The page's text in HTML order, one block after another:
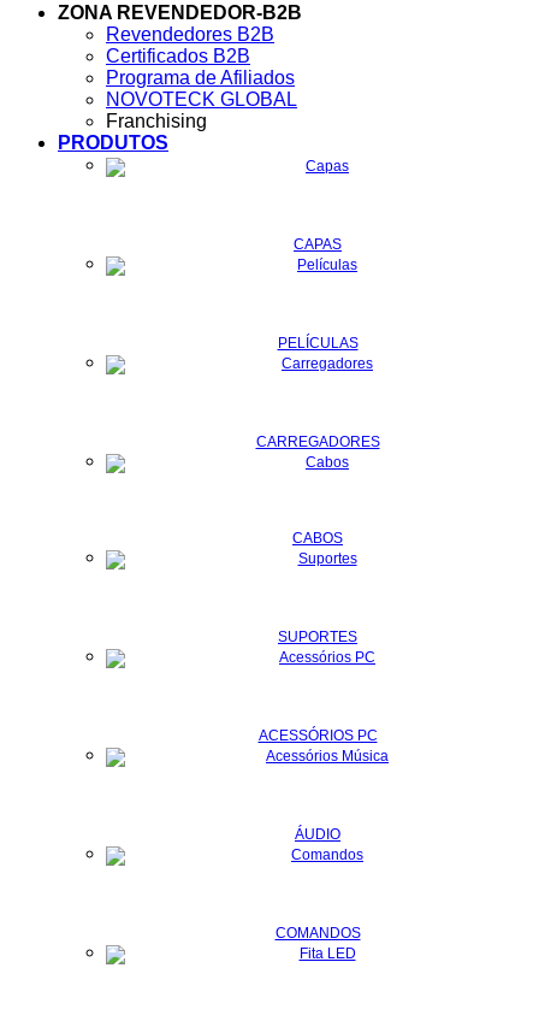
ZONA REVENDEDOR-B2B
Revendedores B2B
Certificados B2B
Programa de Afiliados
NOVOTECK GLOBAL
Franchising
PRODUTOS
CAPAS
PELÍCULAS
CARREGADORES
CABOS
SUPORTES
ACESSÓRIOS PC
ÁUDIO
COMANDOS